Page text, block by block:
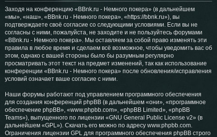
Заходя на конференцию «BBnk.ru - Немного покера» (в дальнейшем
«мы», «наш», «BBnk.ru - Немного покера», «https://bbnk.ru»), вы
подтверждаете своё согласие со следующими условиями. Если вы не
согласны с ними, пожалуйста, не заходите и не пользуйтесь форумами
«BBnk.ru - Немного покера». Мы оставляем за собой право изменять эти
правила в любое время и сделаем всё возможное, чтобы уведомить вас об
этом, однако с вашей стороны было бы разумным регулярно
просматривать этот текст на предмет изменений, так как использование
конференции «BBnk.ru - Немного покера» после обновления/исправления
условий означает ваше согласие с ними.
Наши форумы работают под управлением программного обеспечения
для создания конференций phpBB (в дальнейшем «они», «программное
обеспечение phpBB», «www.phpbb.com», «phpBB Limited», «phpBB
Teams»), выпущенного по лицензии «GNU General Public License v2» (в
дальнейшем «GPL»). Скачать его можно по адресу www.phpbb.com.
Ограничения лицензии GPL для программного обеспечения phpBB строго